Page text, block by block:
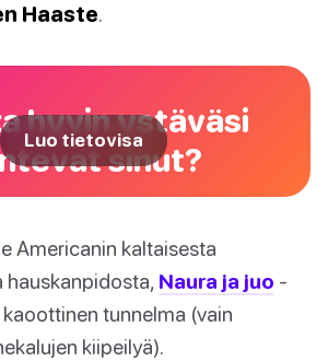
Haaste.
hyvin ystäväsi
sinut?
Luo tietovisa
Americanin kaltaisesta
hauskanpidosta, Naura ja juo -
tunnelma (vain
kiipeilyä).